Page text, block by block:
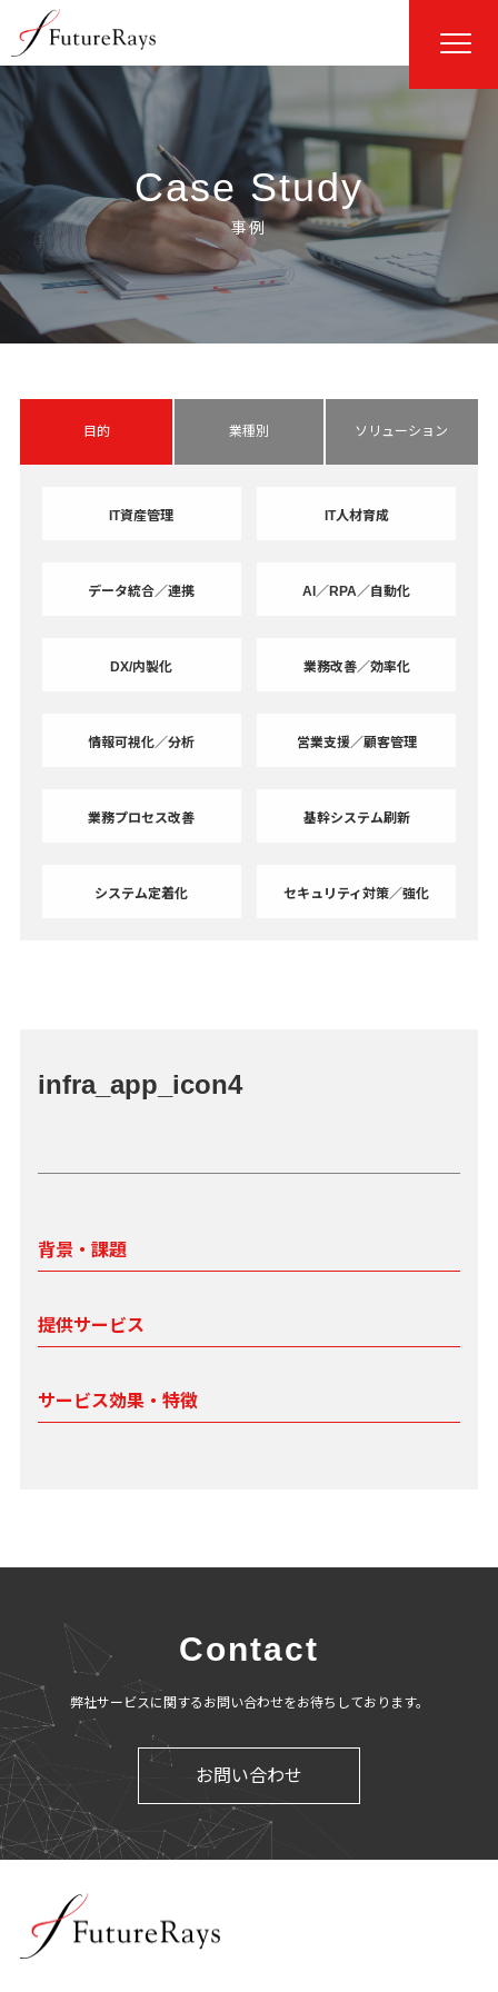
Case Study
目的 業種別 ソリューション
IT資産管理 IT人材育成
データ統合／連携 AI／RPA／自動化
DX/内製化 業務改善／効率化
情報可視化／分析 営業支援／顧客管理
業務プロセス改善 基幹システム刷新
システム定着化 セキュリティ対策／強化
infra_app_icon4
背景・課題
提供サービス
サービス効果・特徴
Contact
弊社サービスに関するお問い合わせをお待ちしております。
お問い合わせ